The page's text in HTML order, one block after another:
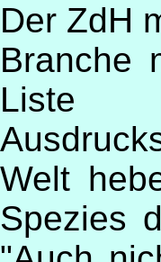
Der ZdH
Branche
Liste
Welt
Spezies